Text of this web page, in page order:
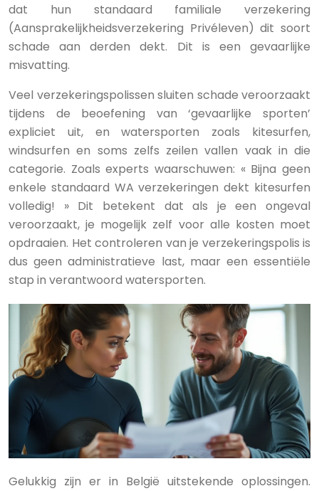
dat hun standaard familiale verzekering
(Aansprakelijkheidsverzekering Privéleven) dit soort
schade aan derden dekt. Dit is een gevaarlijke
misvatting.
Veel verzekeringspolissen sluiten schade veroorzaakt
tijdens de beoefening van ‘gevaarlijke sporten’
expliciet uit, en watersporten zoals kitesurfen,
windsurfen en soms zelfs zeilen vallen vaak in die
categorie. Zoals experts waarschuwen: « Bijna geen
enkele standaard WA verzekeringen dekt kitesurfen
volledig! » Dit betekent dat als je een ongeval
veroorzaakt, je mogelijk zelf voor alle kosten moet
opdraaien. Het controleren van je verzekeringspolis is
dus geen administratieve last, maar een essentiële
stap in verantwoord watersporten.
Gelukkig zijn er in België uitstekende oplossingen.